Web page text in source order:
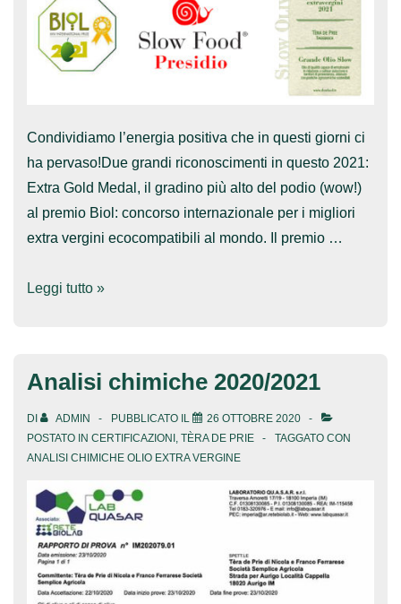
Condividiamo l’energia positiva che in questi giorni ci
ha pervaso!Due grandi riconoscimenti in questo 2021:
Extra Gold Medal, il gradino più alto del podio (wow!)
al premio Biol: concorso internazionale per i migliori
extra vergini ecocompatibili al mondo. Il premio …
Due
e
Slow
Food
Leggi tutto »
Analisi chimiche 2020/2021
DI ADMIN PUBBLICATO IL
26 OTTOBRE 2020
POSTATO IN CERTIFICAZIONI , TÈRA DE PRIE
TAGGATO CON
ANALISI CHIMICHE OLIO EXTRA VERGINE